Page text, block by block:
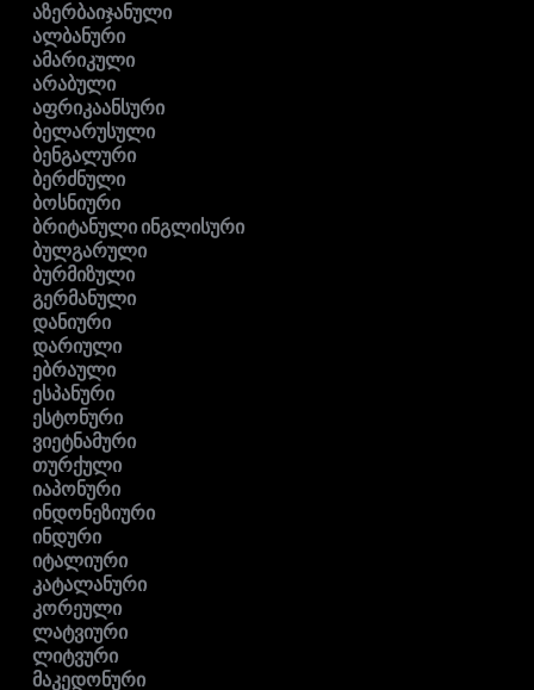
აზერბაიჯანული
ალბანური
ამარიკული
არაბული
აფრიკაანსური
ბელარუსული
ბენგალური
ბერძნული
ბოსნიური
ბრიტანული ინგლისური
ბულგარული
ბურმიზული
გერმანული
დანიური
დარიული
ებრაული
ესპანური
ესტონური
ვიეტნამური
თურქული
იაპონური
ინდონეზიური
ინდური
იტალიური
კატალანური
კორეული
ლატვიური
ლიტვური
მაკედონური